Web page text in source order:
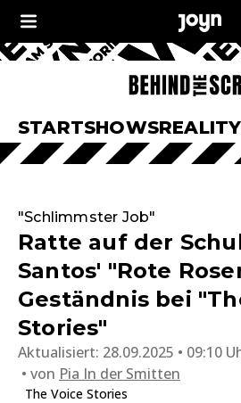
STARTSHOWSREALITY
"Schlimmster Job"
Ratte auf der
Santos' "Rote
Geständnis bei
Stories"
Aktualisiert: 28.09.2025 • 09:10
von Pia In der Smitten
The Voice Stories